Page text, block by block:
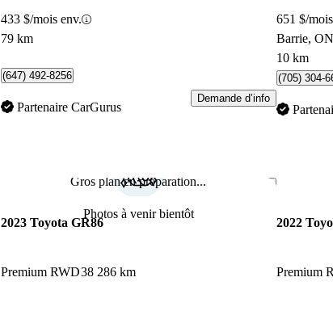
433 $/mois env.
79 km
(647) 492-8256
Partenaire CarGurus
Demande d’info
651 $/
Barrie, ON
10 km
(705) 304-
Gros plan en préparation...
Photos à venir bientôt
Enregistrer
2023 Toyota GR86
Premium RWD38 286 km
2022
Premium